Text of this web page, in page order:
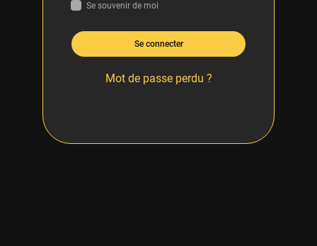
Se souvenir de moi
Se connecter
Mot de passe perdu ?